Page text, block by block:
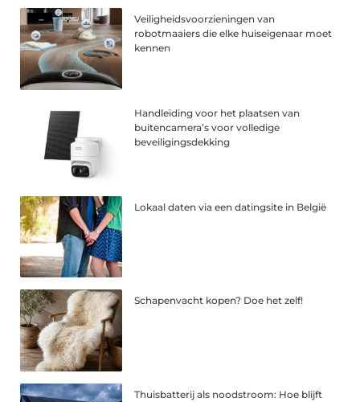
Veiligheidsvoorzieningen van
robotmaaiers die elke huiseigenaar moet
kennen
Handleiding voor het plaatsen van
buitencamera’s voor volledige
beveiligingsdekking
Lokaal daten via een datingsite in België
Schapenvacht kopen? Doe het zelf!
Thuisbatterij als noodstroom: Hoe blijft